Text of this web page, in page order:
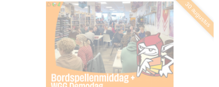
30 augustus